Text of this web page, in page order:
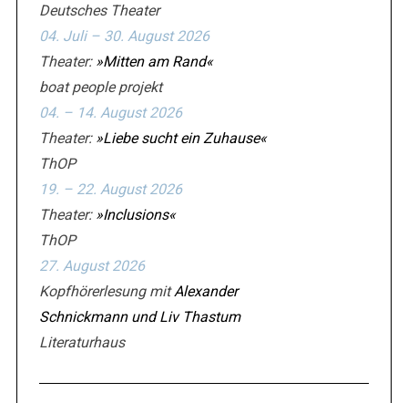
Deutsches Theater
04. Juli – 30. August 2026
Theater: »Mitten am Rand«
boat people projekt
04. – 14. August 2026
Theater: »Liebe sucht ein Zuhause«
ThOP
19. – 22. August 2026
Theater: »Inclusions«
ThOP
27. August 2026
Kopfhörerlesung mitAlexander
Schnickmann und Liv Thastum
Literaturhaus